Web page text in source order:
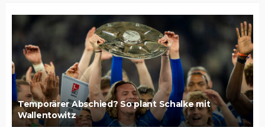
Temporärer Abschied? So plant Schalke mit
Wallentowitz